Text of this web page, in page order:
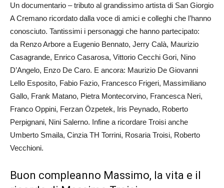
Un documentario – tributo al grandissimo artista di San Giorgio
A Cremano ricordato dalla voce di amici e colleghi che l’hanno
conosciuto. Tantissimi i personaggi che hanno partecipato:
da Renzo Arbore a Eugenio Bennato, Jerry Calà, Maurizio
Casagrande, Enrico Casarosa, Vittorio Cecchi Gori, Nino
D’Angelo, Enzo De Caro. E ancora: Maurizio De Giovanni
Lello Esposito, Fabio Fazio, Francesco Frigeri, Massimiliano
Gallo, Frank Matano, Pietra Montecorvino, Francesca Neri,
Franco Oppini, Ferzan Özpetek, Iris Peynado, Roberto
Perpignani, Nini Salerno. Infine a ricordare Troisi anche
Umberto Smaila, Cinzia TH Torrini, Rosaria Troisi, Roberto
Vecchioni.
Buon compleanno Massimo, la vita e il